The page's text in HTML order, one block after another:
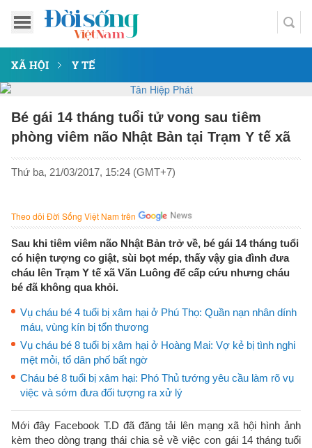
XÃ HỘI Y TẾ
Bé gái 14 tháng tuổi tử vong sau tiêm
phòng viêm não Nhật Bản tại Trạm Y tế xã
Thứ ba, 21/03/2017, 15:24 (GMT+7)
Theo dõi Đời Sống Việt Nam trên
Sau khi tiêm viêm não Nhật Bản trở về, bé gái 14 tháng tuổi
có hiện tượng co giật, sùi bọt mép, thấy vậy gia đình đưa
cháu lên Trạm Y tế xã Văn Luông để cấp cứu nhưng cháu
bé đã không qua khỏi.
Vụ cháu bé 4 tuổi bị xâm hại ở Phú Thọ: Quần nạn nhân dính
máu, vùng kín bị tổn thương
Vụ cháu bé 8 tuổi bị xâm hại ở Hoàng Mai: Vợ kẻ bị tình nghi
mệt mỏi, tổ dân phố bất ngờ
Cháu bé 8 tuổi bị xâm hại: Phó Thủ tướng yêu cầu làm rõ vụ
việc và sớm đưa đối tượng ra xử lý
Mới đây Facebook T.D đã đăng tải lên mạng xã hội hình ảnh
kèm theo dòng trạng thái chia sẻ về việc con gái 14 tháng tuổi